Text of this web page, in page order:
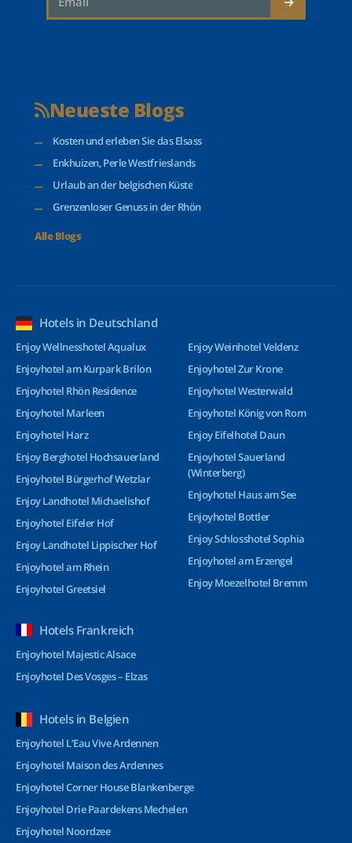
Neueste Blogs
Kosten und erleben Sie das Elsass
Enkhuizen, Perle Westfrieslands
Urlaub an der belgischen Küste
Grenzenloser Genuss in der Rhön
Alle Blogs
Hotels in Deutschland
Enjoy Wellnesshotel Aqualux
Enjoyhotel am Kurpark Brilon
Enjoyhotel Rhön Residence
Enjoyhotel Marleen
Enjoyhotel Harz
Enjoy Berghotel Hochsauerland
Enjoyhotel Bürgerhof Wetzlar
Enjoy Landhotel Michaelishof
Enjoyhotel Eifeler Hof
Enjoy Landhotel Lippischer Hof
Enjoyhotel am Rhein
Enjoyhotel Greetsiel
Enjoy Weinhotel Veldenz
Enjoyhotel Zur Krone
Enjoyhotel Westerwald
Enjoyhotel König von Rom
Enjoy Eifelhotel Daun
Enjoyhotel Sauerland
(Winterberg)
Enjoyhotel Haus am See
Enjoyhotel Bottler
Enjoy Schlosshotel Sophia
Enjoyhotel am Erzengel
Enjoy Moezelhotel Bremm
Hotels Frankreich
Enjoyhotel Majestic Alsace
Enjoyhotel Des Vosges – Elzas
Hotels in Belgien
Enjoyhotel L’Eau Vive Ardennen
Enjoyhotel Maison des Ardennes
Enjoyhotel Corner House Blankenberge
Enjoyhotel Drie Paardekens Mechelen
Enjoyhotel Noordzee